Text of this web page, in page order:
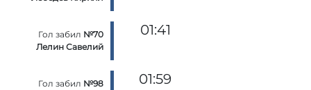
Гол забил №70
Лелин Савелий
01:41
Гол забил №98
01:59